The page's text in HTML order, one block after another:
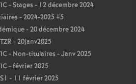
- Stages - 12 décembre 2024
- 2024-2025 #5
- 20 décembre 2024
- 20janv2025
- Non-titulaires - Janv 2025
- février 2025
- 11 février 2025